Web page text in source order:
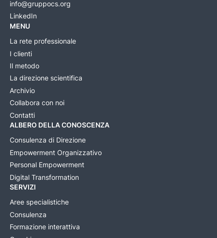
info@gruppocs.org
LinkedIn
MENU
La rete professionale
I clienti
Il metodo
La direzione scientifica
Archivio
Collabora con noi
Contatti
ALBERO DELLA CONOSCENZA
Consulenza di Direzione
Empowerment Organizzativo
Personal Empowerment
Digital Transformation
SERVIZI
Aree specialistiche
Consulenza
Formazione interattiva